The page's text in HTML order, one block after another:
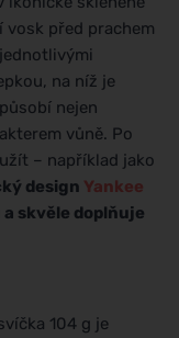
vosk před prachem
na níž je
nejen
vůně. Po
– například jako
design Yankee
skvěle doplňuje
104 g je